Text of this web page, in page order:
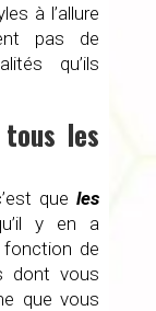
à l’allure
pas de
qu’ils
les
queles
y en a
de
dont vous
que vous